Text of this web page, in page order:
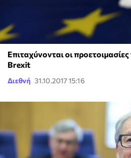
Επιταχύνονται οι
Brexit
Διεθνή 31.10.2017 15:16